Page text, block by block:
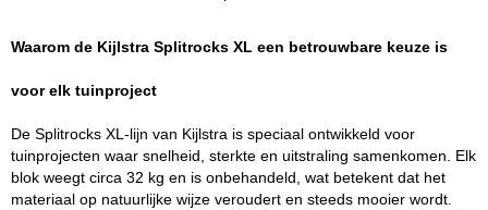
Waarom de Kijlstra Splitrocks XL een betrouwbare keuze is
voor elk tuinproject
De Splitrocks XL-lijn van Kijlstra is speciaal ontwikkeld voor
tuinprojecten waar snelheid, sterkte en uitstraling samenkomen. Elk
blok weegt circa 32 kg en is onbehandeld, wat betekent dat het
materiaal op natuurlijke wijze veroudert en steeds mooier wordt.